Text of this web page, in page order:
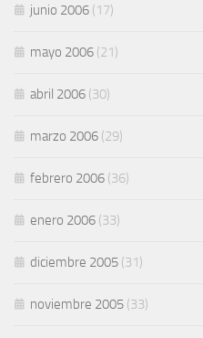
junio 2006 (17)
mayo 2006 (21)
abril 2006 (30)
marzo 2006 (29)
febrero 2006 (36)
enero 2006 (33)
diciembre 2005 (31)
noviembre 2005 (33)